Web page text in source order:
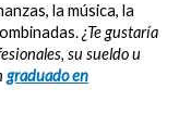
la música, la
¿Te gustaría
su sueldo u
graduado en